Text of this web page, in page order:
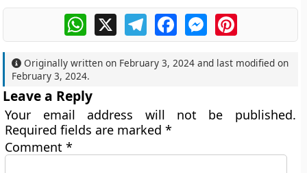
WhatsApp
X TelegramFacebookMessengerPinterest
Originally written on February 3, 2024 and last modified on
February 3, 2024.
Leave a Reply
Your email address will not be published.
Required fields are marked*
Comment*